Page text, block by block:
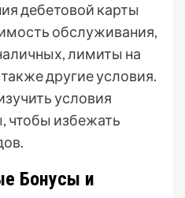
дебетовой карты
обслуживания,
лимиты на
другие условия.
условия
чтобы избежать
Бонусы и